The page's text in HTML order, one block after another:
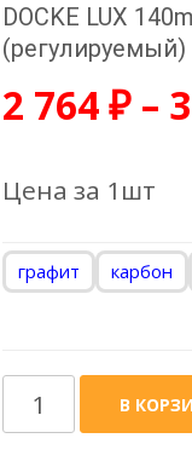
DOCKE LUX
(регулируемый)
2 764₽ –
Цена за 1шт
графит карбон
Количество
товара
В